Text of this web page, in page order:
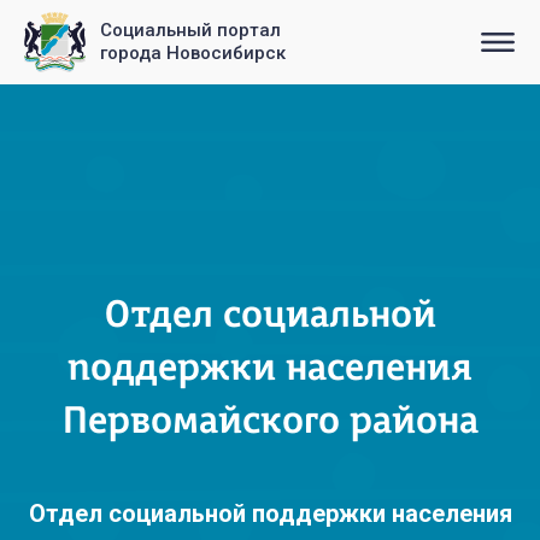
Социальный портал
города Новосибирск
Отдел социальной
поддержки населения
Первомайского района
Отдел социальной поддержки населения